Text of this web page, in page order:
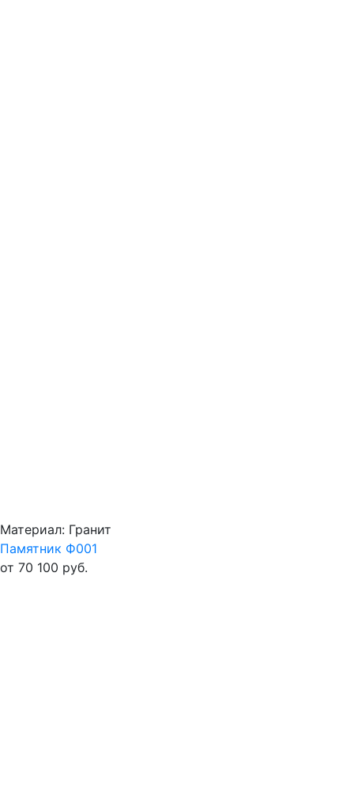
Материал: Гранит
Памятник Ф001
от 70 100 руб.